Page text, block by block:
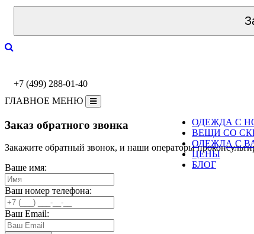
+7 (499) 288-01-40
ГЛАВНОЕ МЕНЮ
ОДЕЖДА С
ВЕЩИ СО
ОДЕЖДА С
ЦЕНЫ
БЛОГ
Заказ обратного звонка
Закажите обратный звонок, и наши операторы
Ваше имя:
Ваш номер телефона:
Ваш Email: